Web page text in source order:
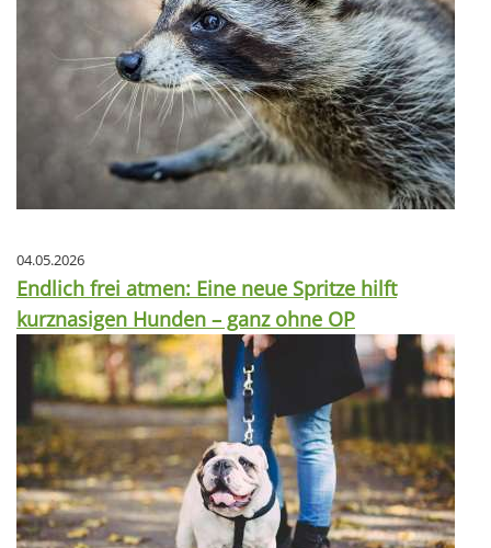
04.05.2026
Endlich frei atmen: Eine neue Spritze hilft
kurznasigen Hunden – ganz ohne OP